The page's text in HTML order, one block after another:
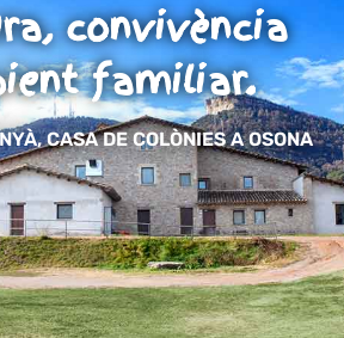
convivència
familiar.
CASA DE COLÒNIES A OSONA